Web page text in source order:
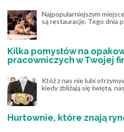
Najpopularniejszym
są restauracje. Tego dnia
Kilka pomysłów na
pracowniczych w Twojej
Któż z nas nie lubi
kiedy zbliżają się święta,
Hurtownie, które znają